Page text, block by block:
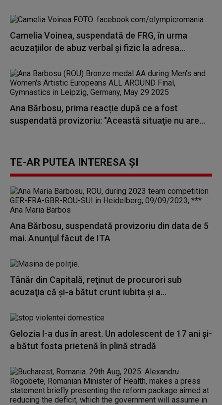
Camelia Voinea, suspendată de FRG, în urma
acuzațiilor de abuz verbal și fizic la adresa...
Ana Bărbosu, prima reacție după ce a fost
suspendată provizoriu: "Această situaţie nu are...
TE-AR PUTEA INTERESA ȘI
Ana Bărbosu, suspendată provizoriu din data de 5
mai. Anunţul făcut de ITA
Tânăr din Capitală, reţinut de procurori sub
acuzaţia că şi-a bătut crunt iubita şi a...
Gelozia l-a dus în arest. Un adolescent de 17 ani și-
a bătut fosta prietenă în plină stradă